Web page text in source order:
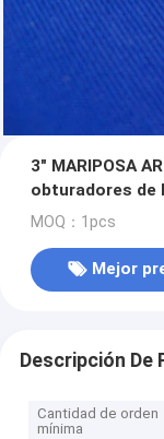
3" MARIPOSA
obturadores de
/shutters/
MOQ：1pcs
Mejor
Descripción De
Cantidad de orden
mínima